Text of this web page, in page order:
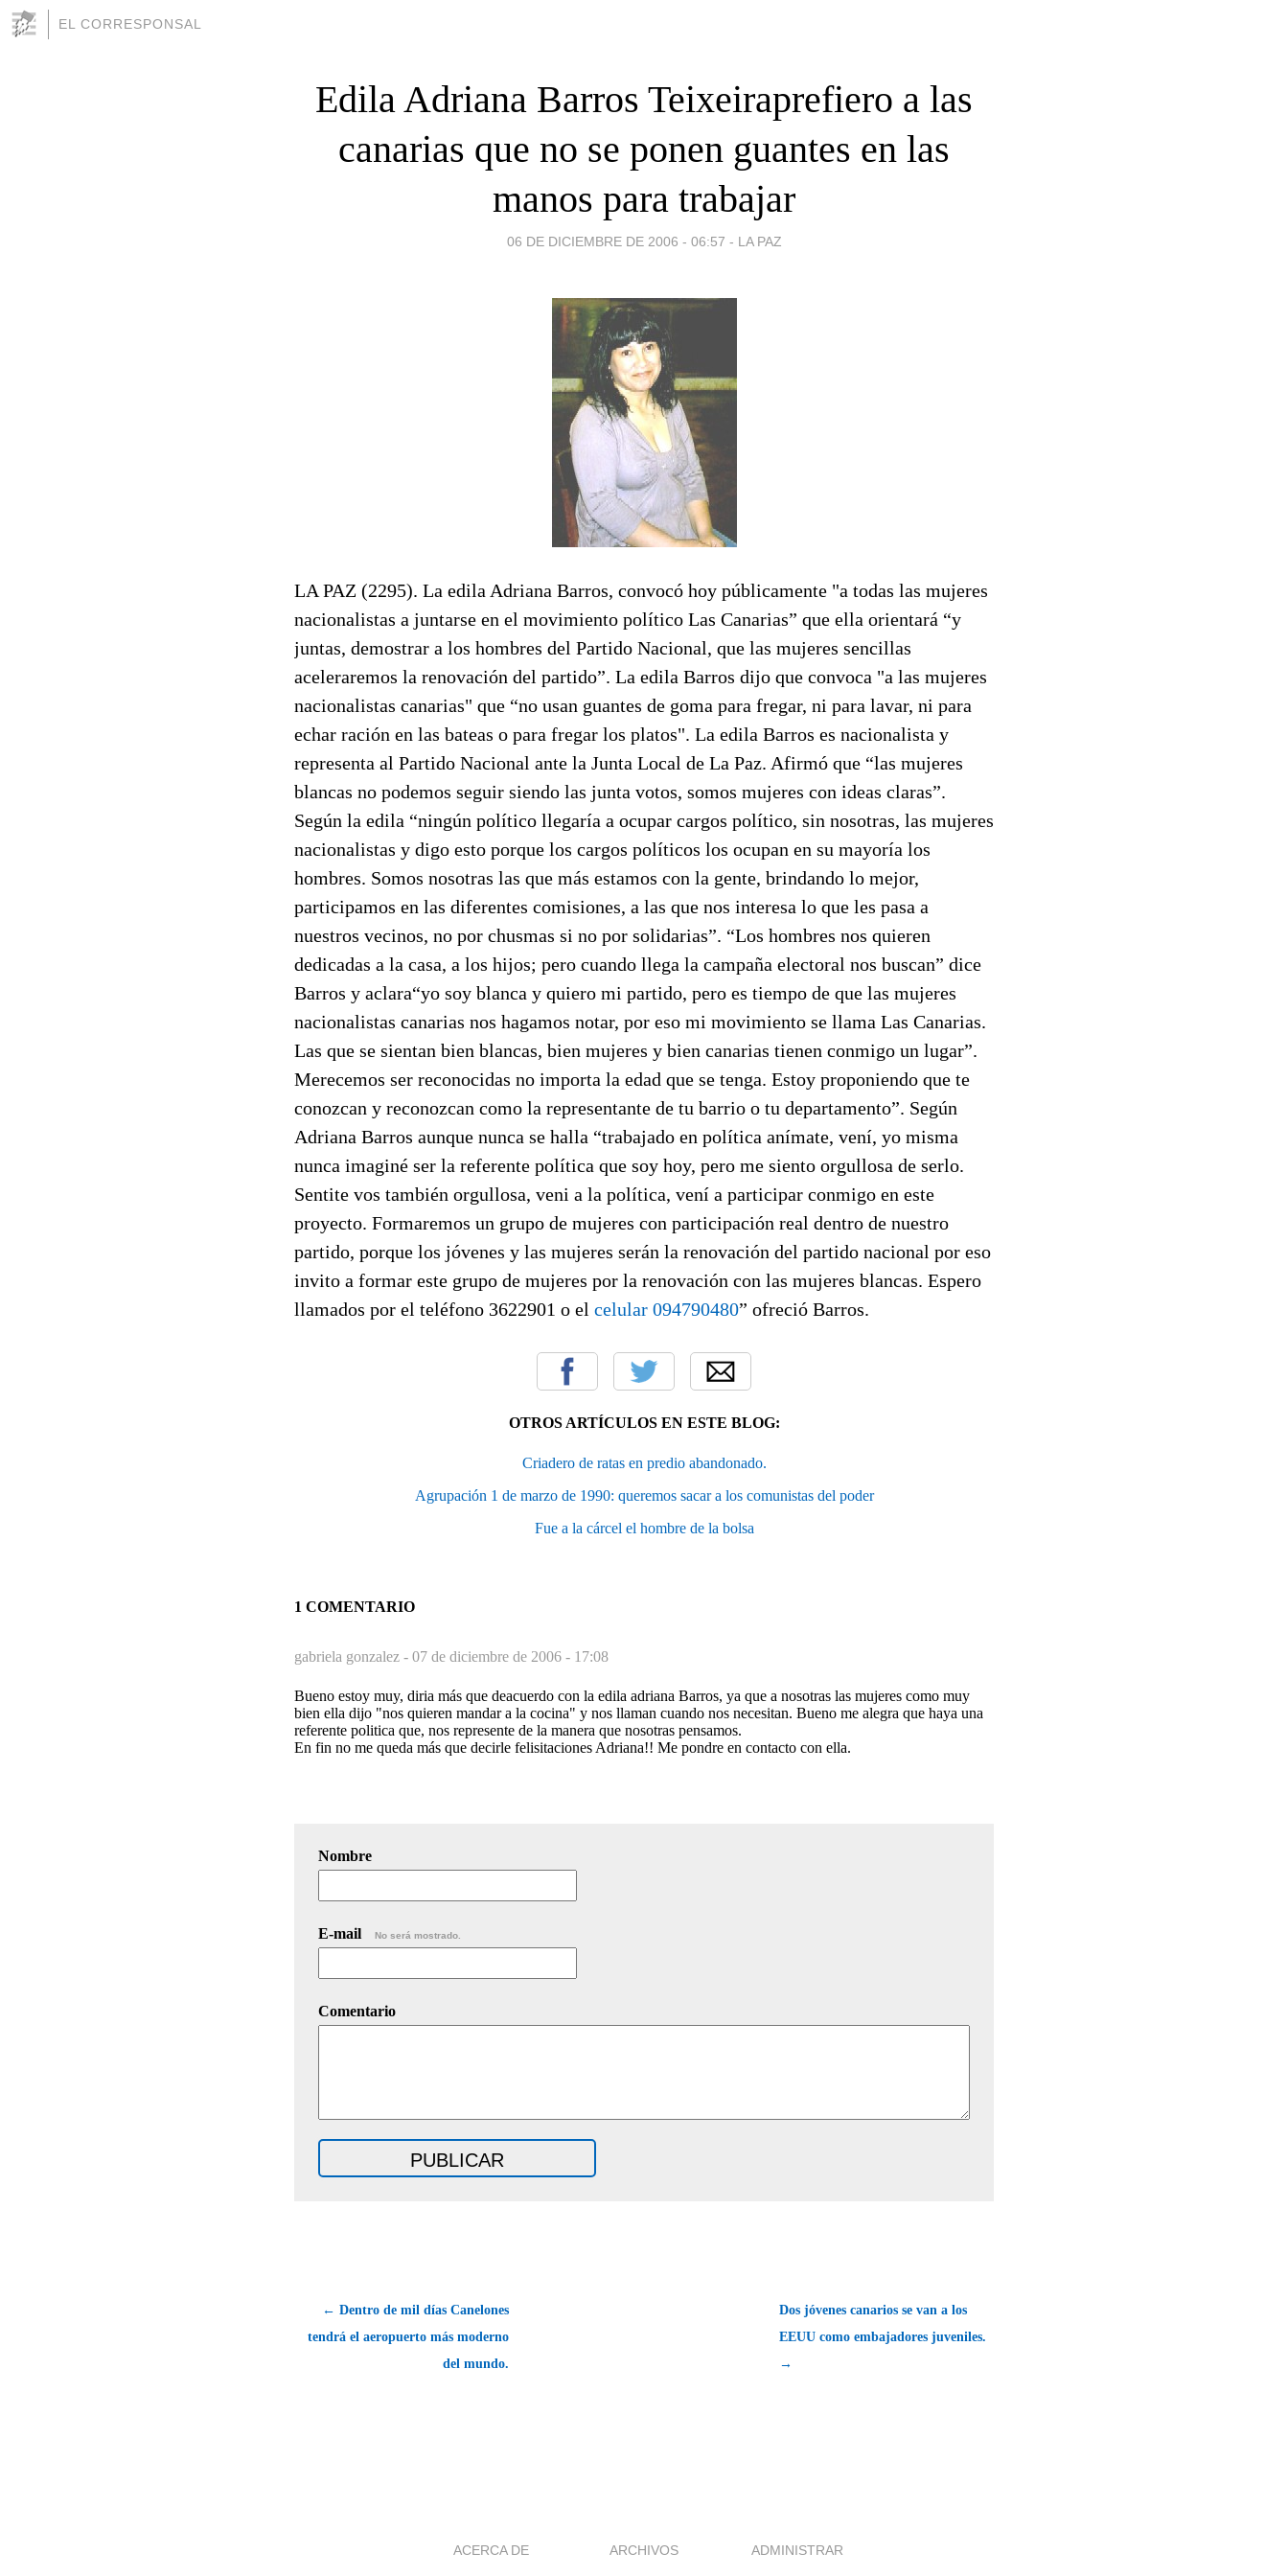
EL CORRESPONSAL
Edila Adriana Barros Teixeiraprefiero a las
canarias que no se ponen guantes en las
manos para trabajar
06 DE DICIEMBRE DE 2006 - 06:57 - LA PAZ
LA PAZ (2295). La edila Adriana Barros, convocó hoy públicamente "a todas las mujeres
nacionalistas a juntarse en el movimiento político Las Canarias” que ella orientará “y
juntas, demostrar a los hombres del Partido Nacional, que las mujeres sencillas
aceleraremos la renovación del partido”. La edila Barros dijo que convoca "a las mujeres
nacionalistas canarias" que “no usan guantes de goma para fregar, ni para lavar, ni para
echar ración en las bateas o para fregar los platos". La edila Barros es nacionalista y
representa al Partido Nacional ante la Junta Local de La Paz. Afirmó que “las mujeres
blancas no podemos seguir siendo las junta votos, somos mujeres con ideas claras”.
Según la edila “ningún político llegaría a ocupar cargos político, sin nosotras, las mujeres
nacionalistas y digo esto porque los cargos políticos los ocupan en su mayoría los
hombres. Somos nosotras las que más estamos con la gente, brindando lo mejor,
participamos en las diferentes comisiones, a las que nos interesa lo que les pasa a
nuestros vecinos, no por chusmas si no por solidarias”. “Los hombres nos quieren
dedicadas a la casa, a los hijos; pero cuando llega la campaña electoral nos buscan” dice
Barros y aclara“yo soy blanca y quiero mi partido, pero es tiempo de que las mujeres
nacionalistas canarias nos hagamos notar, por eso mi movimiento se llama Las Canarias.
Las que se sientan bien blancas, bien mujeres y bien canarias tienen conmigo un lugar”.
Merecemos ser reconocidas no importa la edad que se tenga. Estoy proponiendo que te
conozcan y reconozcan como la representante de tu barrio o tu departamento”. Según
Adriana Barros aunque nunca se halla “trabajado en política anímate, vení, yo misma
nunca imaginé ser la referente política que soy hoy, pero me siento orgullosa de serlo.
Sentite vos también orgullosa, veni a la política, vení a participar conmigo en este
proyecto. Formaremos un grupo de mujeres con participación real dentro de nuestro
partido, porque los jóvenes y las mujeres serán la renovación del partido nacional por eso
invito a formar este grupo de mujeres por la renovación con las mujeres blancas. Espero
llamados por el teléfono 3622901 o el celular 094790480” ofreció Barros.
OTROS ARTÍCULOS EN ESTE BLOG:
Criadero de ratas en predio abandonado.
Agrupación 1 de marzo de 1990: queremos sacar a los comunistas del poder
Fue a la cárcel el hombre de la bolsa
1 COMENTARIO
gabriela gonzalez - 07 de diciembre de 2006 - 17:08
Bueno estoy muy, diria más que deacuerdo con la edila adriana Barros, ya que a nosotras las mujeres como muy
bien ella dijo "nos quieren mandar a la cocina" y nos llaman cuando nos necesitan. Bueno me alegra que haya una
referente politica que, nos represente de la manera que nosotras pensamos.
En fin no me queda más que decirle felisitaciones Adriana!! Me pondre en contacto con ella.
Nombre
E-mail No será mostrado.
Comentario
← Dentro de mil días Canelones
tendrá el aeropuerto más moderno
del mundo.
Dos jóvenes canarios se van a los
EEUU como embajadores juveniles.
→
ACERCA DE ARCHIVOS ADMINISTRAR